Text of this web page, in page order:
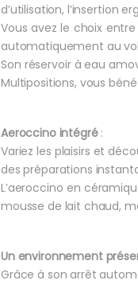
d’utilisation, l’insertion
Vous avez le choix
automatiquement au
Son réservoir à eau
Multipositions, vous
Aeroccino intégré:
Variez les plaisirs et
des préparations
L’aeroccino en
mousse de lait chaud,
Un environnement
Grâce à son arrêt